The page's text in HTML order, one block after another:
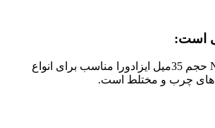
است:
کرم پودر Natural Matt حجم 35میل ایزادورا مناسب برای انواع
چرب و مختلط است.